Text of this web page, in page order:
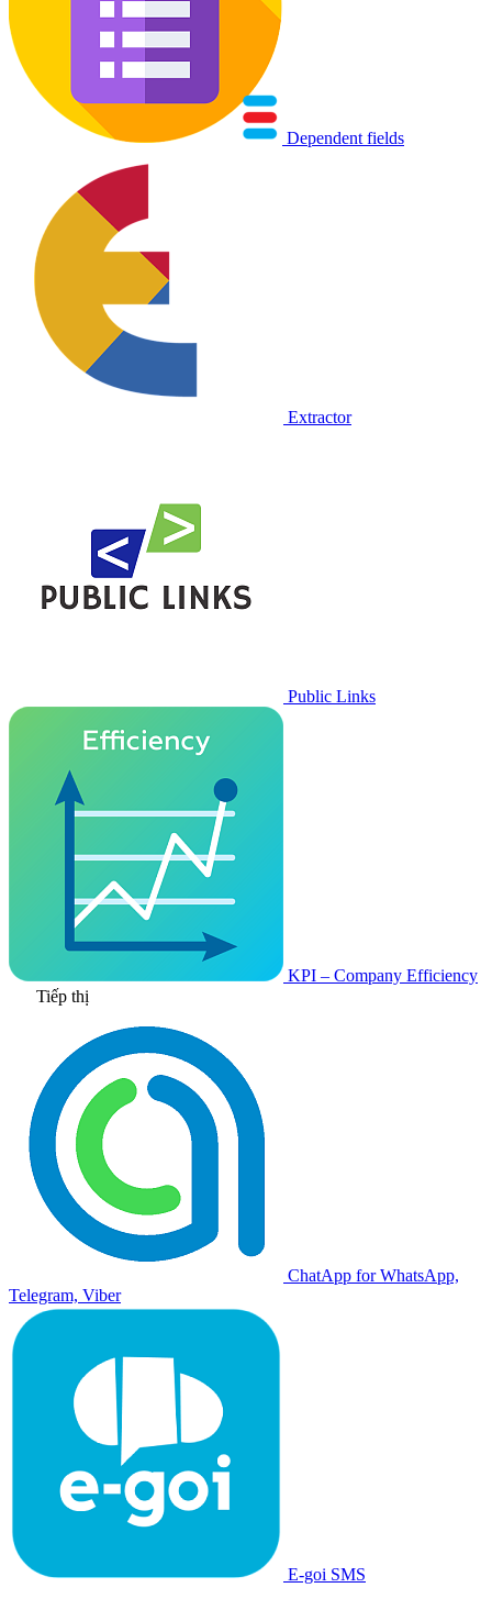
Dependent fields
Extractor
Public Links
KPI – Company Efficiency
Tiếp thị
ChatApp for WhatsApp,
Telegram, Viber
E-goi SMS